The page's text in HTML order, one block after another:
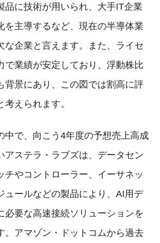
品に技術が用いられ、大手IT企業
を主導するなど、現在の半導体業
な企業と言えます。また、ライセ
で業績が安定しており、浮動株比
背景にあり、この図では割高に評
えられます。
中で、向こう4年度の予想売上高成
アステラ・ラブズは、データセン
チやコントローラー、イーサネッ
ュールなどの製品により、AI用デ
必要な高速接続ソリューションを
。アマゾン・ドットコムから過去